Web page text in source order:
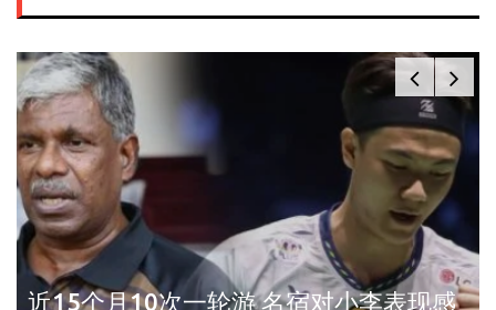
近15个月10次一轮游 名宿对小李表现感